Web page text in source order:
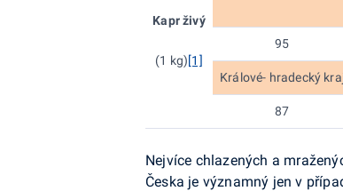
Kapr živý
(1 kg)[1]
95
Králové- hradecký
87
Nejvíce chlazených a
Česka je významný jen v